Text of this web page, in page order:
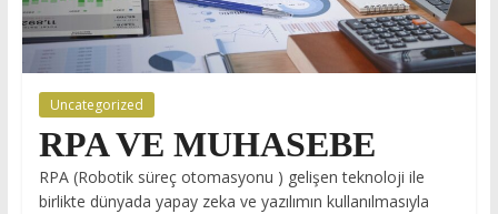
Uncategorized
RPA VE MUHASEBE
RPA (Robotik süreç otomasyonu ) gelişen teknoloji ile
birlikte dünyada yapay zeka ve yazılımın kullanılmasıyla